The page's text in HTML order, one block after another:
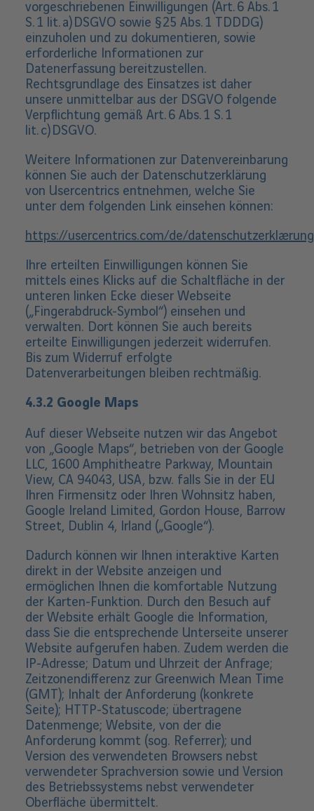
vorgeschriebenen Einwilligungen (Art. 6 Abs. 1
S. 1 lit. a) DSGVO sowie § 25 Abs. 1 TDDDG)
einzuholen und zu dokumentieren, sowie
erforderliche Informationen zur
Datenerfassung bereitzustellen.
Rechtsgrundlage des Einsatzes ist daher
unsere unmittelbar aus der DSGVO folgende
Verpflichtung gemäß Art. 6 Abs. 1 S. 1
lit. c) DSGVO.
Weitere Informationen zur Datenvereinbarung
können Sie auch der Datenschutzerklärung
von Usercentrics entnehmen, welche Sie
unter dem folgenden Link einsehen können:
https://usercentrics.com/de/
Ihre erteilten Einwilligungen können Sie
mittels eines Klicks auf die Schaltfläche in der
unteren linken Ecke dieser Webseite
(„Fingerabdruck-Symbol“) einsehen und
verwalten. Dort können Sie auch bereits
erteilte Einwilligungen jederzeit widerrufen.
Bis zum Widerruf erfolgte
Datenverarbeitungen bleiben rechtmäßig.
4.3.2 Google Maps
Auf dieser Webseite nutzen wir das Angebot
von „Google Maps“, betrieben von der Google
LLC, 1600 Amphitheatre Parkway, Mountain
View, CA 94043, USA, bzw. falls Sie in der EU
Ihren Firmensitz oder Ihren Wohnsitz haben,
Google Ireland Limited, Gordon House, Barrow
Street, Dublin 4, Irland („Google“).
Dadurch können wir Ihnen interaktive Karten
direkt in der Website anzeigen und
ermöglichen Ihnen die komfortable Nutzung
der Karten-Funktion. Durch den Besuch auf
der Website erhält Google die Information,
dass Sie die entsprechende Unterseite unserer
Website aufgerufen haben. Zudem werden die
IP-Adresse; Datum und Uhrzeit der Anfrage;
Zeitzonendifferenz zur Greenwich Mean Time
(GMT); Inhalt der Anforderung (konkrete
Seite); HTTP-Statuscode; übertragene
Datenmenge; Website, von der die
Anforderung kommt (sog. Referrer); und
Version des verwendeten Browsers nebst
verwendeter Sprachversion sowie und Version
des Betriebssystems nebst verwendeter
Oberfläche übermittelt.